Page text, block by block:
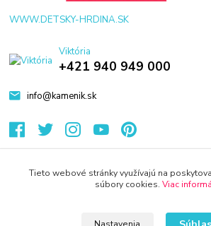
WWW.DETSKY-HRDINA.SK
Viktória
+421 940 949 000
info@kamenik.sk
Eshop-
Tieto webové stránky využívajú na
súbory cookies. Viac